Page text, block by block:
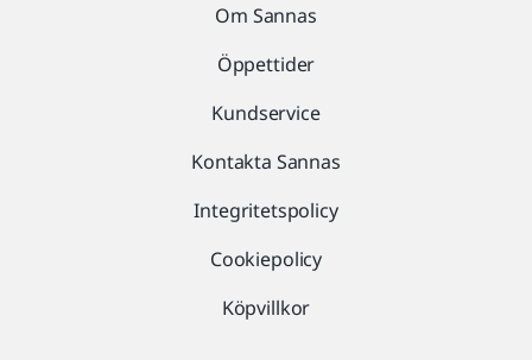
Om Sannas
Öppettider
Kundservice
Kontakta Sannas
Integritetspolicy
Cookiepolicy
Köpvillkor